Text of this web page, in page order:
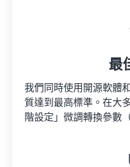
最
我們同時使用開源軟體
質達到最高標準。在大
階設定」微調轉換參數